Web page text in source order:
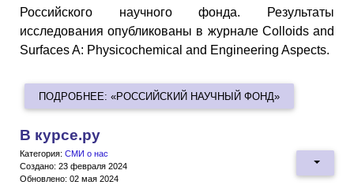
Российского научного фонда. Результаты
исследования опубликованы в журнале Colloids and
Surfaces A: Physicochemical and Engineering Aspects.
ПОДРОБНЕЕ: «РОССИЙСКИЙ НАУЧНЫЙ ФОНД»
В курсе.ру
Категория: СМИ о нас
Создано: 23 февраля 2024
Обновлено: 02 мая 2024